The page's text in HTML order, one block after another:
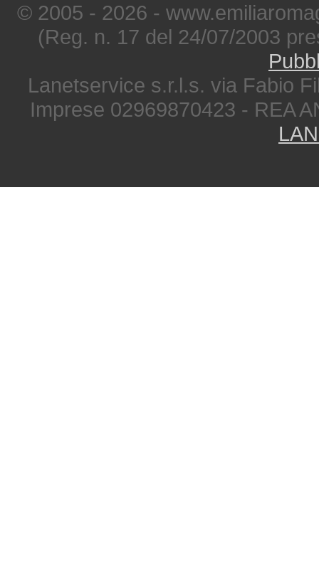
© 2005 - 2026 -
(Reg. n. 17 del 24/07/2003
Lanetservice s.r.l.s. via Fabio
Imprese 02969870423 - REA